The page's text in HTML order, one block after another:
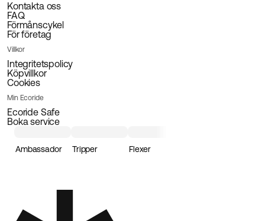
Kontakta oss
FAQ
Förmånscykel
För företag
Villkor
Integritetspolicy
Köpvillkor
Cookies
Min Ecoride
Ecoride Safe
Boka service
Ambassador Tripper Flexer